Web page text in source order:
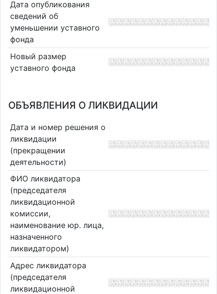
Дата опубликования
сведений об
уменьшении уставного
фонда
Новый размер
уставного фонда
ОБЪЯВЛЕНИЯ О ЛИКВИДАЦИИ
Дата и номер решения о
ликвидации
(прекращении
деятельности)
ФИО ликвидатора
(председателя
ликвидационной
комиссии,
наименование юр. лица,
назначенного
ликвидатором)
Адрес ликвидатора
(председателя
ликвидационной